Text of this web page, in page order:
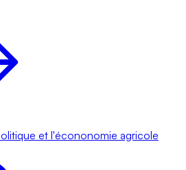
et l'écononomie agricole